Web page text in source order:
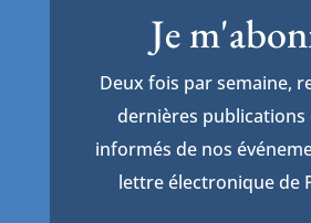
Je
Deux fois par semaine,
dernières publications
informés de nos
lettre électronique de